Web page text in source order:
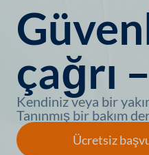
çağrı
Kendiniz veya bir
Tanınmış bir bakım
Ücretsiz